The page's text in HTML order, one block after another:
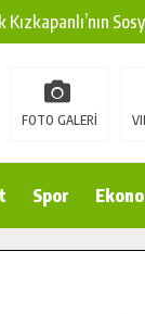
Kızkapanlı’nın
Modern
Başarı:
Yeni
FOTO GALERİ
Spor